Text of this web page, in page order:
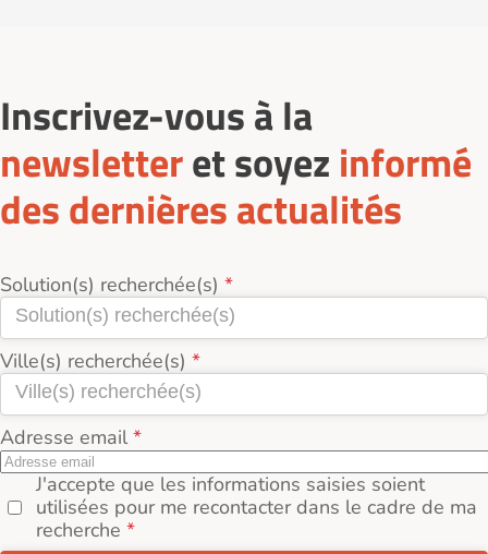
Inscrivez-vous à la
newsletteret soyez informé
des dernières actualités
Solution(s) recherchée(s)
Ville(s) recherchée(s)
Adresse email
J'accepte que les informations saisies soient
utilisées pour me recontacter dans le cadre de ma
recherche